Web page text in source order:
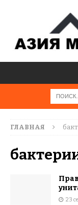
ГЛАВНАЯ
23